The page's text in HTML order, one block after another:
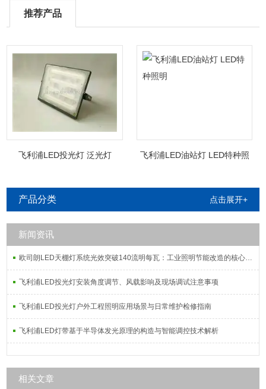
推荐产品
飞利浦LED投光灯 泛光灯
飞利浦LED油站灯 LED特种照
产品分类 点击展开+
新闻资讯
欧司朗LED天棚灯系统光效突破140流明每瓦：工业照明节能改造的核心指标解析
飞利浦LED投光灯安装角度调节、风载影响及现场调试注意事项
飞利浦LED投光灯户外工程照明应用场景与日常维护检修指南
飞利浦LED灯带基于半导体发光原理的构造与智能调控技术解析
相关文章